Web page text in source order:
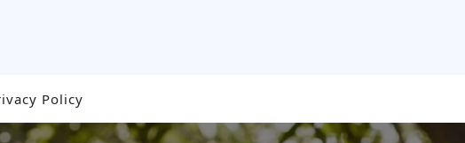
Policy